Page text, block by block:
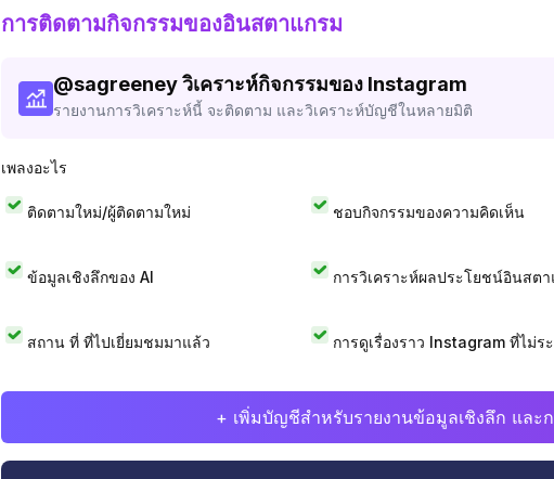
การติดตามกิจกรรมของอินสตาแกรม
@sagreeneyวิเคราะห์กิจกรรมของ Instagram
รายงานการวิเคราะห์นี้ จะติดตาม และวิเคราะห์บัญชีในหลายมิติ
เพลงอะไร
ติดตามใหม่/ผู้ติดตามใหม่ ชอบกิจกรรมของความคิดเห็น
ข้อมูลเชิงลึกของ AI การวิเคราะห์ผลประโยชน์อินสตา
สถาน ที่ ที่ไปเยี่ยมชมมาแล้ว การดูเรื่องราว Instagram ที่ไม่ร
+ เพิ่มบัญชีสำหรับรายงานข้อมูลเชิงลึก และก